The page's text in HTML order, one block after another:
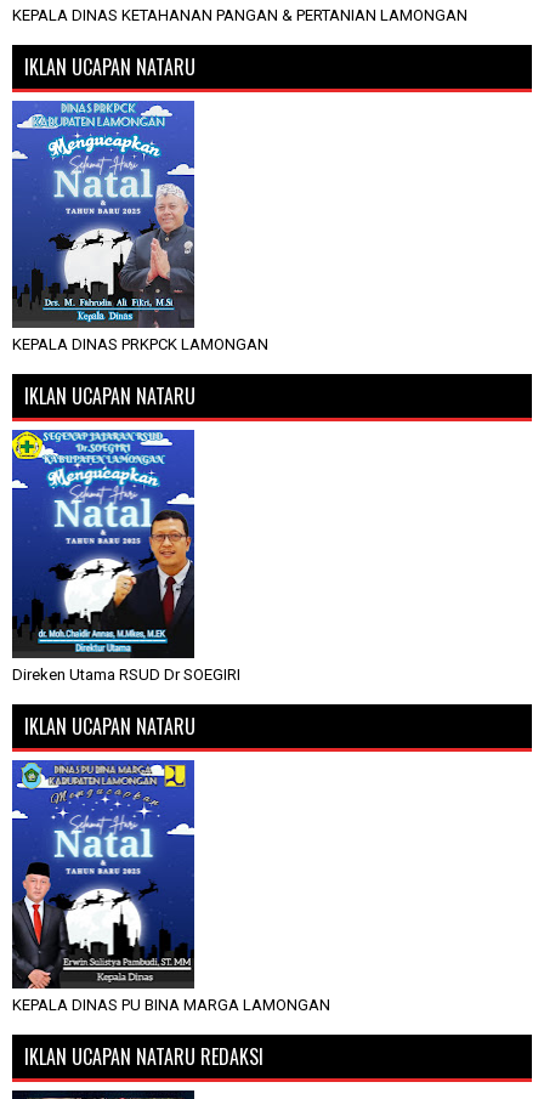
KEPALA DINAS KETAHANAN PANGAN & PERTANIAN LAMONGAN
IKLAN UCAPAN NATARU
KEPALA DINAS PRKPCK LAMONGAN
IKLAN UCAPAN NATARU
Direken Utama RSUD Dr SOEGIRI
IKLAN UCAPAN NATARU
KEPALA DINAS PU BINA MARGA LAMONGAN
IKLAN UCAPAN NATARU REDAKSI